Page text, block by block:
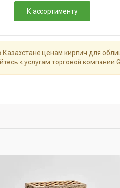
К ассортименту
ценам кирпич для
к услугам торговой компании